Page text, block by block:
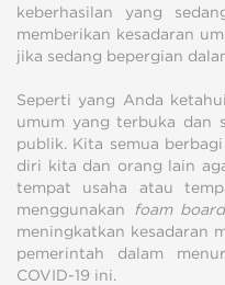
keberhasilan yang
memberikan kesadaran
jika sedang bepergian
Seperti yang Anda
umum yang terbuka dan
publik. Kita semua
diri kita dan orang lain
tempat usaha atau
menggunakan
foam board
meningkatkan kesadaran
pemerintah dalam
COVID-19 ini.